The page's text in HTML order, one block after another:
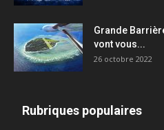
Grande
vont vous...
26 octobre 2022
Rubriques populaires